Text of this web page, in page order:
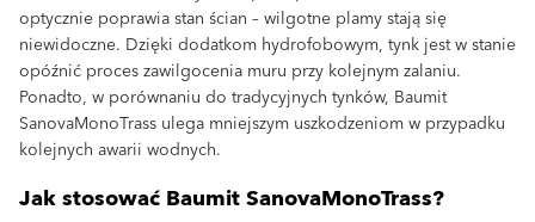
optycznie poprawia stan ścian – wilgotne plamy stają się
niewidoczne. Dzięki dodatkom hydrofobowym, tynk jest w stanie
opóźnić proces zawilgocenia muru przy kolejnym zalaniu.
Ponadto, w porównaniu do tradycyjnych tynków, Baumit
SanovaMonoTrass ulega mniejszym uszkodzeniom w przypadku
kolejnych awarii wodnych.
Jak stosować Baumit SanovaMonoTrass?